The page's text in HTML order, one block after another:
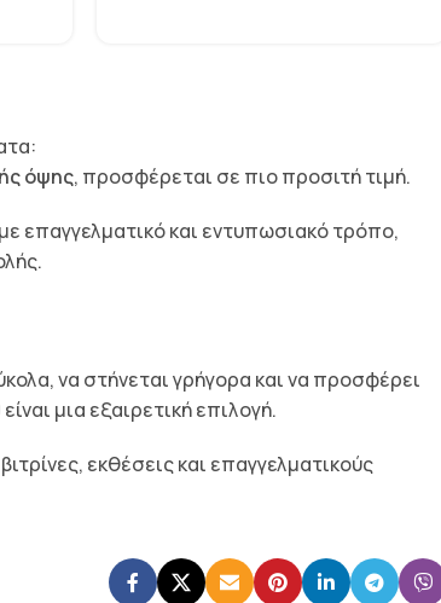
όψης, προσφέρεται σε πιο προσιτή τιμή.
επαγγελματικό και εντυπωσιακό τρόπο,
να στήνεται γρήγορα και να προσφέρει
είναι μια εξαιρετική επιλογή.
εκθέσεις και επαγγελματικούς